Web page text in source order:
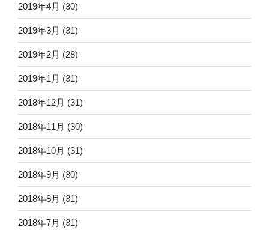
2019年4月 (30)
2019年3月 (31)
2019年2月 (28)
2019年1月 (31)
2018年12月 (31)
2018年11月 (30)
2018年10月 (31)
2018年9月 (30)
2018年8月 (31)
2018年7月 (31)